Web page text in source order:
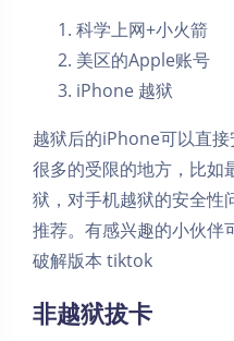
科学上网+小火箭
美区的Apple账号
iPhone 越狱
越狱后的iPhone可以直
很多的受限的地方，比如
狱，对手机越狱的安全性
推荐。有感兴趣的小伙伴
破解版本 tiktok
非越狱拔卡